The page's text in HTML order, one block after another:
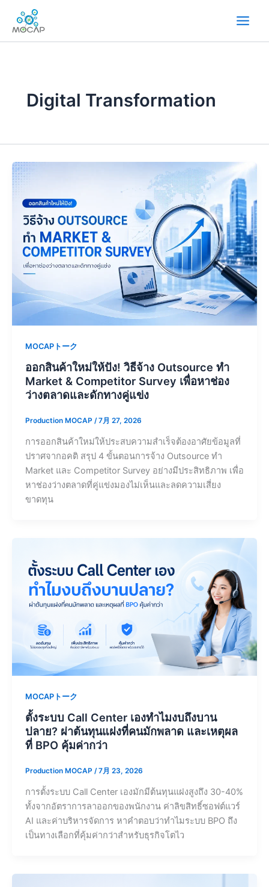
Digital Transformation
MOCAPトーク
ออกสินค้าใหม่ให้ปัง! วิธีจ้าง Outsource ทำ
Market & Competitor Survey เพื่อหาช่อง
ว่างตลาดและดักทางคู่แข่ง
Production MOCAP /7月 27, 2026
การออกสินค้าใหม่ให้ประสบความสำเร็จต้องอาศัยข้อมูลที่
ปราศจากอคติ สรุป 4 ขั้นตอนการจ้าง Outsource ทำ
Market และ Competitor Survey อย่างมีประสิทธิภาพ เพื่อ
หาช่องว่างตลาดที่คู่แข่งมองไม่เห็นและลดความเสี่ยง
ขาดทุน
MOCAPトーク
ตั้งระบบ Call Center เองทำไมงบถึงบาน
ปลาย? ผ่าต้นทุนแฝงที่คนมักพลาด และเหตุผล
ที่ BPO คุ้มค่ากว่า
Production MOCAP /7月 23, 2026
การตั้งระบบ Call Center เองมักมีต้นทุนแฝงสูงถึง 30-40%
ทั้งจากอัตราการลาออกของพนักงาน ค่าลิขสิทธิ์ซอฟต์แวร์
AI และค่าบริหารจัดการ หาคำตอบว่าทำไมระบบ BPO ถึง
เป็นทางเลือกที่คุ้มค่ากว่าสำหรับธุรกิจโตไว